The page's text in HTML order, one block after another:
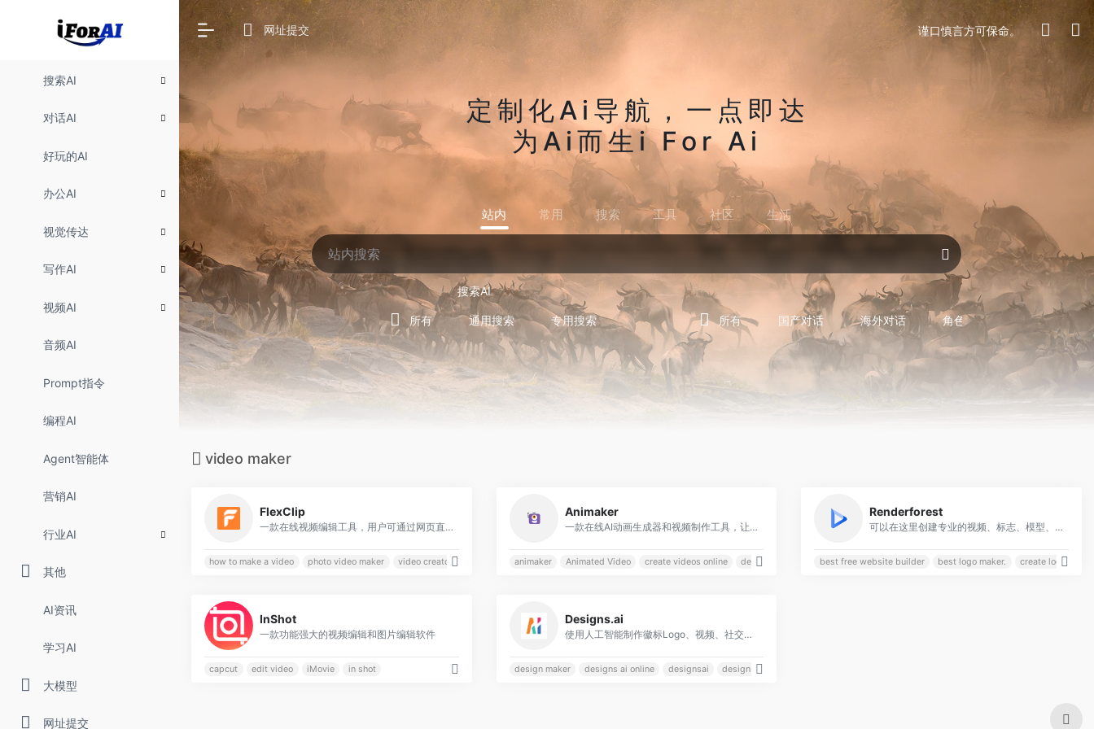
搜索AI
对话AI
好玩的AI
办公AI
视觉传达
写作AI
视频AI
音频AI
Prompt指令
编程AI
Agent智能体
营销AI
行业AI
其他
AI资讯
学习AI
大模型
网址提交
网址提交 谨口慎言方可保命。
定制化Ai导航，一点即达
为Ai而生i For Ai
站内 常用 搜索 工具 社区 生活
搜索AI
所有 通用搜索 专用搜索
对话AI
所有 国产对话 海外对话 角色型对话 专用型对话
video maker
FlexClip
一款在线视频编辑工具，用户可通过网页直接使用，无需安装软件，适合个人和企业用户快速创建专业级视频内容
how to make a video photo video maker video creator video editor
Animaker
一款在线AI动画生成器和视频制作工具，让每个人都能轻松获得专业级的视频内容
animaker Animated Video create videos online demo video
Renderforest
可以在这里创建专业的视频、标志、模型、网站和图形
best free website builder best logo maker. create logo online
InShot
一款功能强大的视频编辑和图片编辑软件
capcut edit video iMovie in shot
Designs.ai
使用人工智能制作徽标Logo、视频、社交媒体横幅、名片、传单、模型等。
design maker designs ai online designsai designsdotai